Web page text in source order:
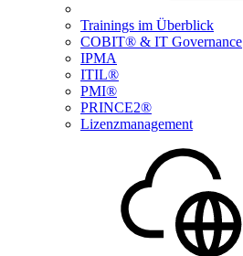
Trainings im Überblick
COBIT® & IT Governance
IPMA
ITIL®
PMI®
PRINCE2®
Lizenzmanagement